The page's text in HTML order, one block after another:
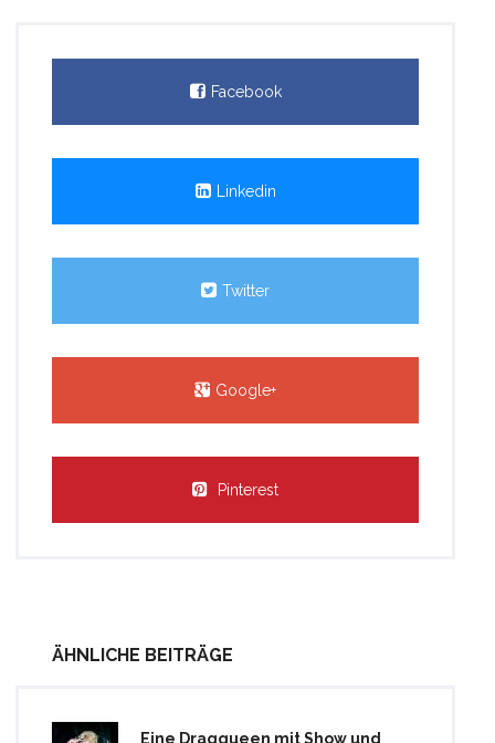
Facebook
Linkedin
Twitter
Google+
Pinterest
ÄHNLICHE BEITRÄGE
Eine Dragqueen mit Show und